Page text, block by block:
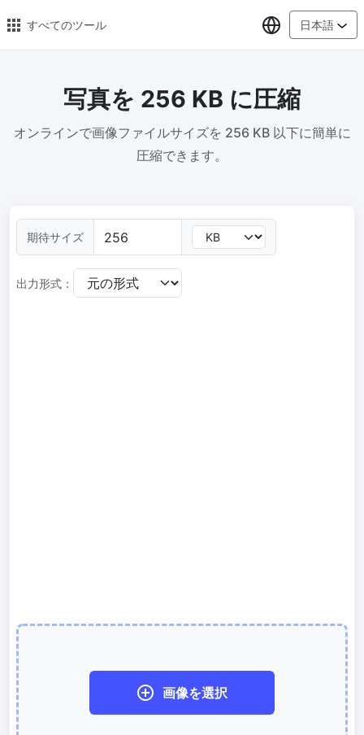
すべてのツール
🔥 人気のある 🔥
画像の変換
PNG、WEBP、BMP、TIFF、RAW 形式の画像をまとめて JPG に変
オンラインで画像を圧縮、圧縮率は最大 80% まで
ピクセル調整器
安全、無料、簡単に画像サイズを調整し、高品質を保証
PNG 圧縮
有損と無損の圧縮方法を使用して PNG 画像を圧縮
GIF 圧縮
GIF アニメーションファイルのサイズを一括圧縮および縮小
言語の選択
日本語
写真を 256 KB に圧縮
オンラインで画像ファイルサイズを 256 KB 以下に簡単に
圧縮できます。
期待サイズ
出力形式：
画像を選択